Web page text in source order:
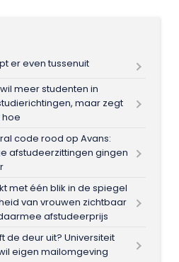
er even tussenuit
meer studenten in
maar zegt
hoe
code rood op Avans:
afstudeerzittingen gingen
met één blik in de spiegel
van vrouwen zichtbaar
afstudeerprijs
de deur uit? Universiteit
eigen mailomgeving